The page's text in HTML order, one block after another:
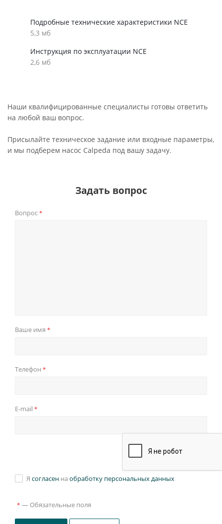
Подробные технические характеристики NCE
5,3 мб
Инструкция по эксплуатации NCE
2,6 мб
Наши квалифицированные специалисты готовы ответить
на любой ваш вопрос.
Присылайте техническое задание или входные параметры,
и мы подберем насос Calpeda под вашу задачу.
Задать вопрос
Вопрос*
Ваше имя *
Телефон *
E-mail *
Я согласен на обработку персональных данных
* — Обязательные поля